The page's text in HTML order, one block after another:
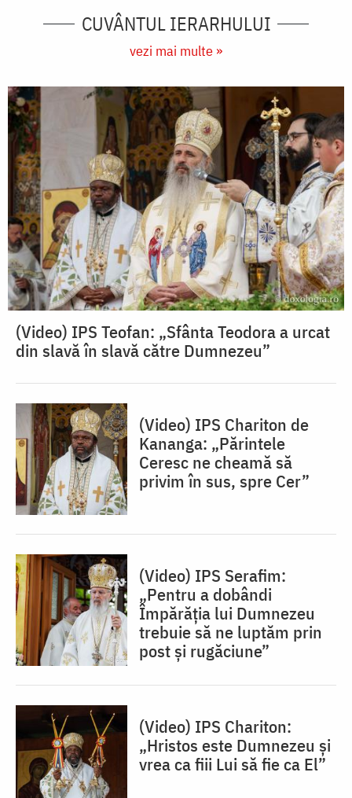
CUVÂNTUL IERARHULUI
vezi mai multe »
(Video) IPS Teofan: „Sfânta Teodora a urcat
din slavă în slavă către Dumnezeu”
(Video) IPS Chariton de
Kananga: „Părintele
Ceresc ne cheamă să
privim în sus, spre Cer”
(Video) IPS Serafim:
„Pentru a dobândi
Împărăția lui Dumnezeu
trebuie să ne luptăm prin
post și rugăciune”
(Video) IPS Chariton:
„Hristos este Dumnezeu și
vrea ca fiii Lui să fie ca El”